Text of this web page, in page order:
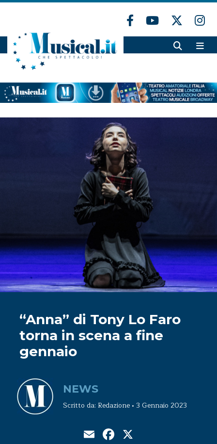
“Anna” di Tony Lo Faro
torna in scena a fine
gennaio
NEWS
Scritto da: Redazione • 3 Gennaio 2023
EmailFacebook